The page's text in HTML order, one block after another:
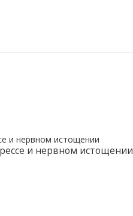
и нервном истощении